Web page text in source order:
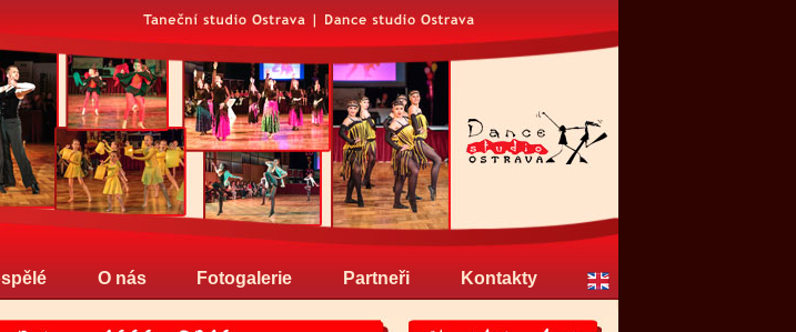
O nás Fotogalerie Partneři Kontakty